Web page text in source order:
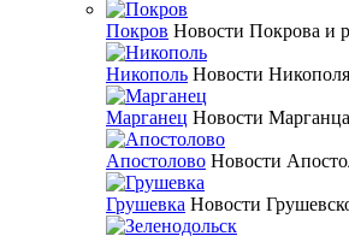
Покров Новости Покрова и
Никополь Новости
Марганец Новости Марганца
Апостолово Новости
Грушевка Новости